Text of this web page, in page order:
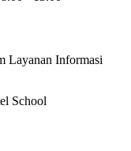
Layanan Informasi
School